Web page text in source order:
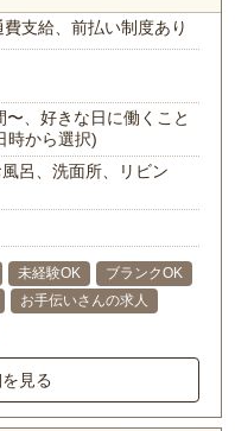
費支給、前払い制度あり
、好きな日に働くこと
時から選択)
呂、洗面所、リビン
未経験OK
ブランクOK
お手伝いさんの求人
見る